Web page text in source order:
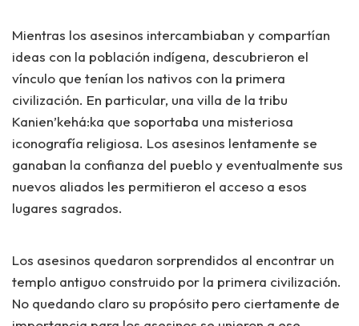
Mientras los asesinos intercambiaban y compartían
ideas con la población indígena, descubrieron el
vínculo que tenían los nativos con la primera
civilización. En particular, una villa de la tribu
Kanien’kehá:ka que soportaba una misteriosa
iconografía religiosa. Los asesinos lentamente se
ganaban la confianza del pueblo y eventualmente sus
nuevos aliados les permitieron el acceso a esos
lugares sagrados.
Los asesinos quedaron sorprendidos al encontrar un
templo antiguo construido por la primera civilización.
No quedando claro su propósito pero ciertamente de